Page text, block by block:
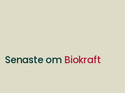
Senaste om Biokraft